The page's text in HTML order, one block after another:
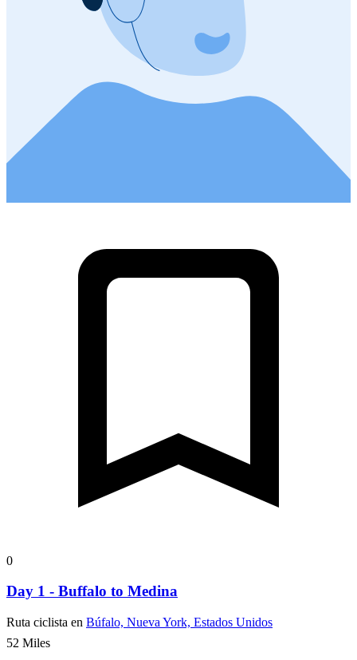
0
Day 1 - Buffalo to Medina
Ruta ciclista en Búfalo, Nueva York, Estados Unidos
52 Miles